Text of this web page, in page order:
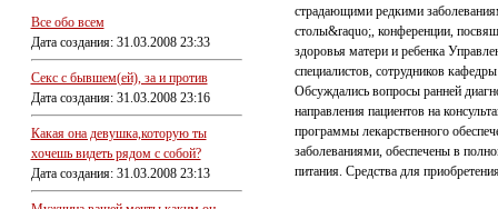
Все обо всем
Дата создания: 31.03.2008 23:33
Секс с бывшем(ей), за и против
Дата создания: 31.03.2008 23:16
Какая она девушка,которую ты
хочешь видеть рядом с собой?
Дата создания: 31.03.2008 23:13
страдающими редкими
столы&raquo;, конференции,
здоровья матери и ребенка
специалистов, сотрудников
Обсуждались вопросы ранней
направления пациентов на
программы лекарственного
заболеваниями, обеспечены в
питания. Средства для